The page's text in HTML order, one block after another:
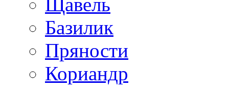
Базилик
Пряности
Кориандр